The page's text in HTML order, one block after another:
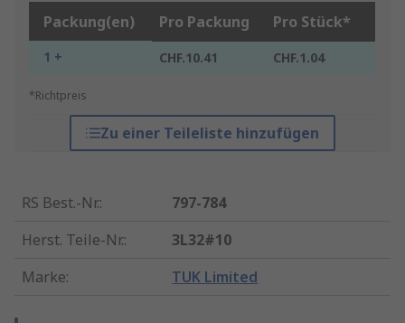
Packung(en) Pro Packung Pro Stück*
1 + CHF.10.41 CHF.1.04
*Richtpreis
Zu einer Teileliste hinzufügen
RS Best.-Nr.:
797-784
Herst. Teile-Nr.:
3L32#10
Marke: TUK Limited